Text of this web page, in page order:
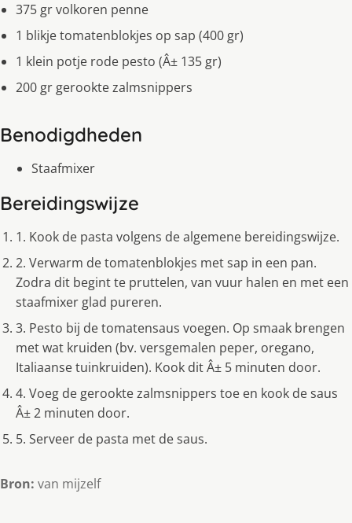
375 gr volkoren penne
1 blikje tomatenblokjes op sap (400 gr)
1 klein potje rode pesto (Â± 135 gr)
200 gr gerookte zalmsnippers
Benodigdheden
Staafmixer
Bereidingswijze
1. Kook de pasta volgens de algemene bereidingswijze.
2. Verwarm de tomatenblokjes met sap in een pan.
Zodra dit begint te pruttelen, van vuur halen en met een
staafmixer glad pureren.
3. Pesto bij de tomatensaus voegen. Op smaak brengen
met wat kruiden (bv. versgemalen peper, oregano,
Italiaanse tuinkruiden). Kook dit Â± 5 minuten door.
4. Voeg de gerookte zalmsnippers toe en kook de saus
Â± 2 minuten door.
5. Serveer de pasta met de saus.
Bron: van mijzelf